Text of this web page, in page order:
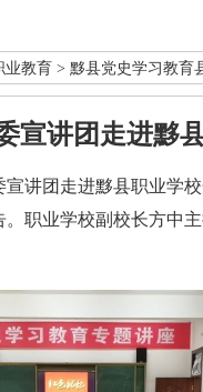
业教育 > 黟县党史学习教育
宣讲团走进黟
团走进黟县职业学校
职业学校副校长方中